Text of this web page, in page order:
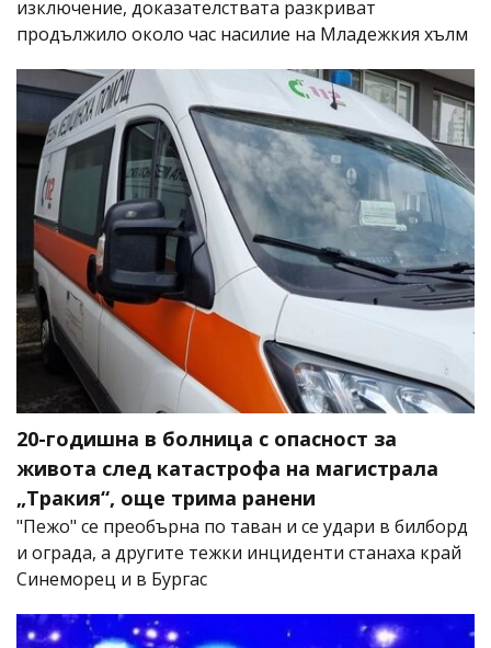
изключение, доказателствата разкриват
продължило около час насилие на Младежкия хълм
20-годишна в болница с опасност за
живота след катастрофа на магистрала
„Тракия“, още трима ранени
"Пежо" се преобърна по таван и се удари в билборд
и ограда, а другите тежки инциденти станаха край
Синеморец и в Бургас